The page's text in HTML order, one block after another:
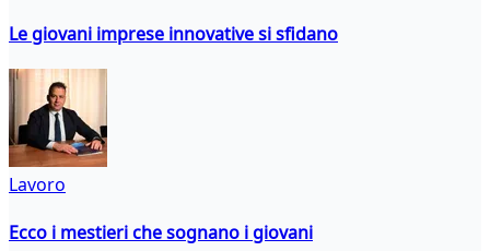
Le giovani imprese innovative si sfidano
Lavoro
Ecco i mestieri che sognano i giovani